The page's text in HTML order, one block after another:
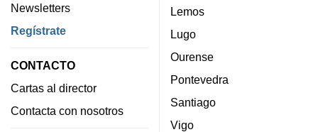
Newsletters
Regístrate
CONTACTO
Cartas al director
Contacta con nosotros
Lemos
Lugo
Ourense
Pontevedra
Santiago
Vigo